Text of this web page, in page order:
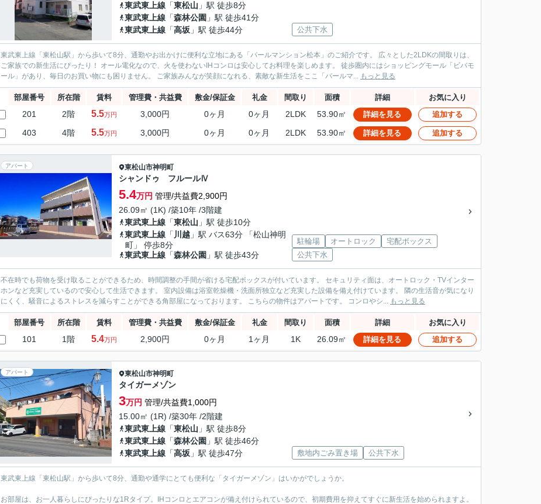
東武東上線 「東松山 」駅 徒歩8分
東武東上線 「森林公園 」駅 徒歩41分
東武東上線 「高坂 」駅 徒歩44分 公共下水
東武東上線「東松山駅」から歩いて8分、通勤やお出かけに便利な立地にある「パールマンション松本」のご紹介です。 広々とした2LDKの間取りは、
ご家族での新生活にぴったり！ オール電化なので、火を使わないIHコンロは安心してお料理を楽しめます。 徒歩圏内にはショッピングモール「ビバモ
ール」があり、毎日のお買い物にも困りません。 ご家族みんなが笑顔になれる、素敵な新生活をここ「パールマ... もっと見る
部屋番号 所在階 賃料 管理費・共益費 敷金/保証金 礼金 間取り 面積 詳細 お気に入り
201 2階 5.5万円 3,000円 0ヶ月 0ヶ月 2LDK 53.90㎡ 詳細を見る 追加する
403 4階 5.5万円 3,000円 0ヶ月 0ヶ月 2LDK 53.90㎡ 詳細を見る 追加する
アパート 東松山市神明町
シャンドゥ フルールⅣ
5.4万円 管理/共益費2,900円
26.09㎡ (1K) /築10年 /3階建
東武東上線 「東松山 」駅 徒歩10分
東武東上線 「 川越 」駅 バス63分 「松山神明
町」 停歩8分
東武東上線 「森林公園 」駅 徒歩43分
駐輪場 オートロック
宅配ボックス
公共下水
不在時でも荷物を受け取ることができるため、時間調整の手間が省ける宅配ボックスが付いています。 セキュリティ面は、オートロック・TVインター
ホンなど充実しているので安心して生活できます。 室内設備は浴室乾燥機・洗面所独立など充実した設備を備え付けています。 隣の生活音が気になり
にくく、騒音によるストレスを減らすことができる角部屋になっております。 こちらの物件はアパートです。 コンロやシ... もっと見る
部屋番号 所在階 賃料 管理費・共益費 敷金/保証金 礼金 間取り 面積 詳細 お気に入り
101 1階 5.4万円 2,900円 0ヶ月 1ヶ月 1K 26.09㎡ 詳細を見る 追加する
アパート 東松山市神明町
タイガーメゾン
3万円 管理/共益費1,000円
15.00㎡ (1R) /築30年 /2階建
東武東上線 「東松山 」駅 徒歩8分
東武東上線 「森林公園 」駅 徒歩46分
東武東上線 「高坂 」駅 徒歩47分 敷地内ごみ置き場 公共下水
東武東上線「東松山駅」から歩いて8分、通勤や通学にとても便利な「タイガーメゾン」はいかがでしょうか。
お部屋は、お一人暮らしにぴったりな1Rタイプ。IHコンロとエアコンが備え付けられているので、初期費用を抑えてすぐに新生活を始められますよ。